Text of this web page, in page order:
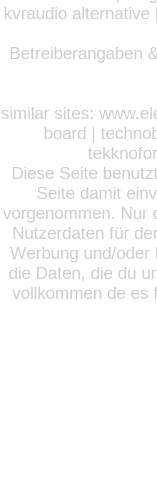
kvraudio
Betreiberangaben
similar sites:
board |
Diese Seite
Seite damit
vorgenommen. Nur
Nutzerdaten für
Werbung und/oder
die Daten, die du
vollkommen de es